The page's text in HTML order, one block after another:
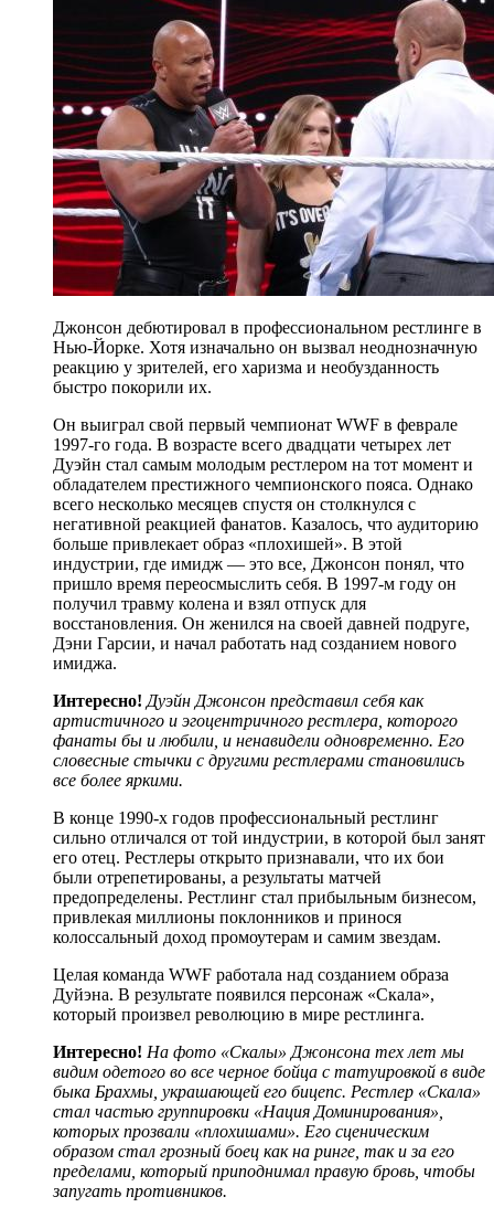
Джонсон дебютировал в профессиональном рестлинге в
Нью-Йорке. Хотя изначально он вызвал неоднозначную
реакцию у зрителей, его харизма и необузданность
быстро покорили их.
Он выиграл свой первый чемпионат WWF в феврале
1997-го года. В возрасте всего двадцати четырех лет
Дуэйн стал самым молодым рестлером на тот момент и
обладателем престижного чемпионского пояса. Однако
всего несколько месяцев спустя он столкнулся с
негативной реакцией фанатов. Казалось, что аудиторию
больше привлекает образ «плохишей». В этой
индустрии, где имидж — это все, Джонсон понял, что
пришло время переосмыслить себя. В 1997-м году он
получил травму колена и взял отпуск для
восстановления. Он женился на своей давней подруге,
Дэни Гарсии, и начал работать над созданием нового
имиджа.
Интересно! Дуэйн Джонсон представил себя как
артистичного и эгоцентричного рестлера, которого
фанаты бы и любили, и ненавидели одновременно. Его
словесные стычки с другими рестлерами становились
все более яркими.
В конце 1990-х годов профессиональный рестлинг
сильно отличался от той индустрии, в которой был занят
его отец. Рестлеры открыто признавали, что их бои
были отрепетированы, а результаты матчей
предопределены. Рестлинг стал прибыльным бизнесом,
привлекая миллионы поклонников и принося
колоссальный доход промоутерам и самим звездам.
Целая команда WWF работала над созданием образа
Дуйэна. В результате появился персонаж «Скала»,
который произвел революцию в мире рестлинга.
Интересно! На фото «Скалы» Джонсона тех лет мы
видим одетого во все черное бойца с татуировкой в виде
быка Брахмы, украшающей его бицепс. Рестлер «Скала»
стал частью группировки «Нация Доминирования»,
которых прозвали «плохишами». Его сценическим
образом стал грозный боец как на ринге, так и за его
пределами, который приподнимал правую бровь, чтобы
запугать противников.